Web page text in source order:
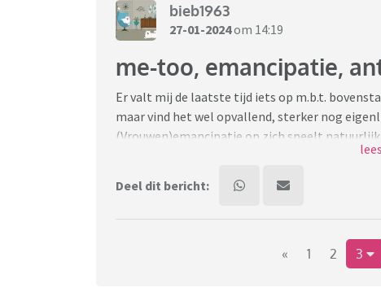
bieb1963
27-01-2024om 14:19
me-too, emancipatie,
Er valt mij de laatste tijd iets op m.b.t.
maar vind het wel opvallend, sterker nog
(Vrouwen)emancipatie op zich speelt
plichten, kansen. Duidelijk. Mee-too en anti-
mannen zeg, dan bedoel ik dat in het
helemaal niet, maar het valt me wél op. We
normaal te vinden en erom te kunnen lachen.
Deel dit bericht:
« 1 2 3